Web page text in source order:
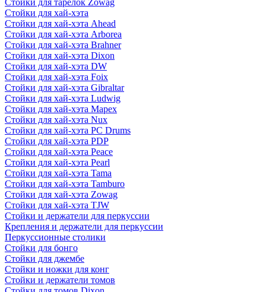
Стойки для тарелок Zowag
Стойки для хай-хэта
Стойки для хай-хэта Ahead
Стойки для хай-хэта Arborea
Стойки для хай-хэта Brahner
Стойки для хай-хэта Dixon
Стойки для хай-хэта DW
Стойки для хай-хэта Foix
Стойки для хай-хэта Gibraltar
Стойки для хай-хэта Ludwig
Стойки для хай-хэта Mapex
Стойки для хай-хэта Nux
Стойки для хай-хэта PC Drums
Стойки для хай-хэта PDP
Стойки для хай-хэта Peace
Стойки для хай-хэта Pearl
Стойки для хай-хэта Tama
Стойки для хай-хэта Tamburo
Стойки для хай-хэта Zowag
Стойки для хай-хэта TJW
Стойки и держатели для перкуссии
Крепления и держатели для перкуссии
Перкуссионные столики
Стойки для бонго
Стойки для джембе
Стойки и ножки для конг
Стойки и держатели томов